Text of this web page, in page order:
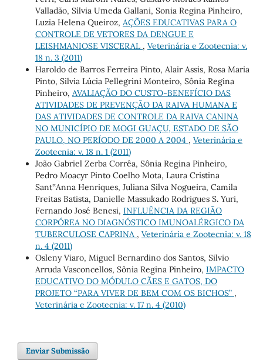
Valladão, Sílvia Umeda Gallani, Sonia Regina Pinheiro,
Luzia Helena Queiroz, AÇÕES EDUCATIVAS PARA O
CONTROLE DE VETORES DA DENGUE E
LEISHMANIOSE VISCERAL , Veterinária e Zootecnia: v.
18 n. 3 (2011)
Haroldo de Barros Ferreira Pinto, Alair Assis, Rosa Maria
Pinto, Silvia Lúcia Pellegrini Monteiro, Sônia Regina
Pinheiro, AVALIAÇÃO DO CUSTO-BENEFÍCIO DAS
ATIVIDADES DE PREVENÇÃO DA RAIVA HUMANA E
DAS ATIVIDADES DE CONTROLE DA RAIVA CANINA
NO MUNICÍPIO DE MOGI GUAÇU, ESTADO DE SÃO
PAULO, NO PERÍODO DE 2000 A 2004 , Veterinária e
Zootecnia: v. 18 n. 1 (2011)
João Gabriel Zerba Corrêa, Sônia Regina Pinheiro,
Pedro Moacyr Pinto Coelho Mota, Laura Cristina
Sant‟Anna Henriques, Juliana Silva Nogueira, Camila
Freitas Batista, Danielle Massukado Rodrigues S. Yuri,
Fernando José Benesi, INFLUÊNCIA DA REGIÃO
CORPÓREA NO DIAGNÓSTICO IMUNOALÉRGICO DA
TUBERCULOSE CAPRINA , Veterinária e Zootecnia: v. 18
n. 4 (2011)
Osleny Viaro, Miguel Bernardino dos Santos, Silvio
Arruda Vasconcellos, Sônia Regina Pinheiro, IMPACTO
EDUCATIVO DO MÓDULO CÃES E GATOS, DO
PROJETO “PARA VIVER DE BEM COM OS BICHOS” ,
Veterinária e Zootecnia: v. 17 n. 4 (2010)
Enviar Submissão